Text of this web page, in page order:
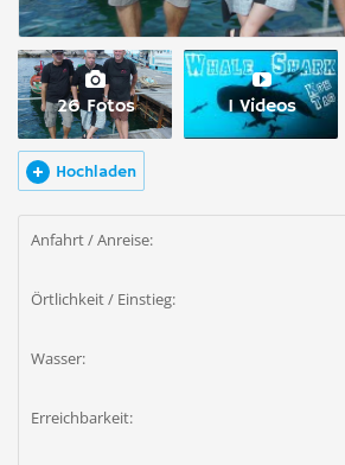
26 Fotos 1 Videos
Hochladen
Anfahrt / Anreise:
Örtlichkeit / Einstieg:
Wasser:
Erreichbarkeit: